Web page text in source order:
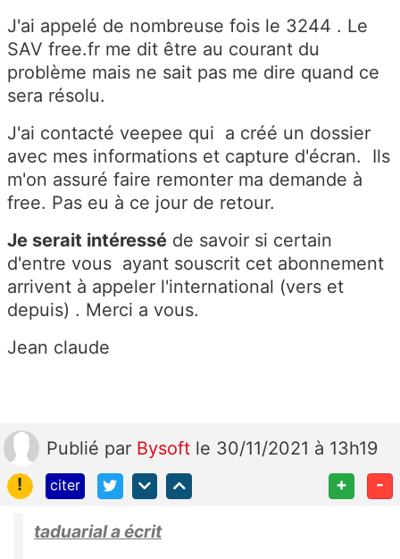
J'ai appelé de nombreuse fois le 3244 . Le
SAV free.fr me dit être au courant du
problème mais ne sait pas me dire quand ce
sera résolu.
J'ai contacté veepee qui a créé un dossier
avec mes informations et capture d'écran. Ils
m'on assuré faire remonter ma demande à
free. Pas eu à ce jour de retour.
Je serait intéressé de savoir si certain
d'entre vous ayant souscrit cet abonnement
arrivent à appeler l'international (vers et
depuis) . Merci a vous.
Jean claude
Publié par Bysoft le 30/11/2021 à 13h19
!
citer + -
taduarial a écrit